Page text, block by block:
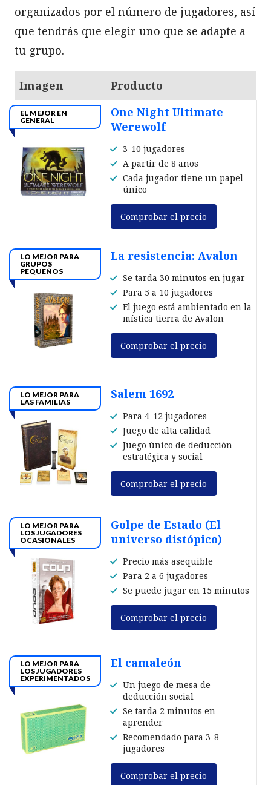
organizados por el número de jugadores, así
que tendrás que elegir uno que se adapte a
tu grupo.
Imagen Producto
EL MEJOR EN
GENERAL
One Night Ultimate
Werewolf
3-10 jugadores
A partir de 8 años
Cada jugador tiene un papel
único
Comprobar el precio
LO MEJOR PARA
GRUPOS
PEQUEÑOS
La resistencia: Avalon
Se tarda 30 minutos en jugar
Para 5 a 10 jugadores
El juego está ambientado en la
mística tierra de Avalon
Comprobar el precio
LO MEJOR PARA
LAS FAMILIAS
Salem 1692
Para 4-12 jugadores
Juego de alta calidad
Juego único de deducción
estratégica y social
Comprobar el precio
LO MEJOR PARA
LOS JUGADORES
OCASIONALES
Golpe de Estado (El
universo distópico)
Precio más asequible
Para 2 a 6 jugadores
Se puede jugar en 15 minutos
Comprobar el precio
LO MEJOR PARA
LOS JUGADORES
EXPERIMENTADOS
El camaleón
Un juego de mesa de
deducción social
Se tarda 2 minutos en
aprender
Recomendado para 3-8
jugadores
Comprobar el precio